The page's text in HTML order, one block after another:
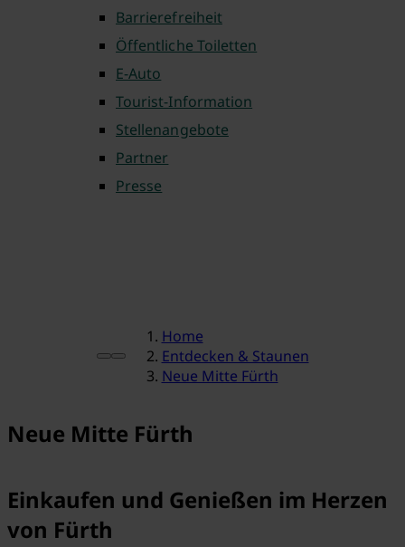
Barrierefreiheit
Öffentliche Toiletten
E-Auto
Tourist-Information
Stellenangebote
Partner
Presse
Home
Entdecken & Staunen
Neue Mitte Fürth
Neue Mitte Fürth
Einkaufen und Genießen im Herzen
von Fürth